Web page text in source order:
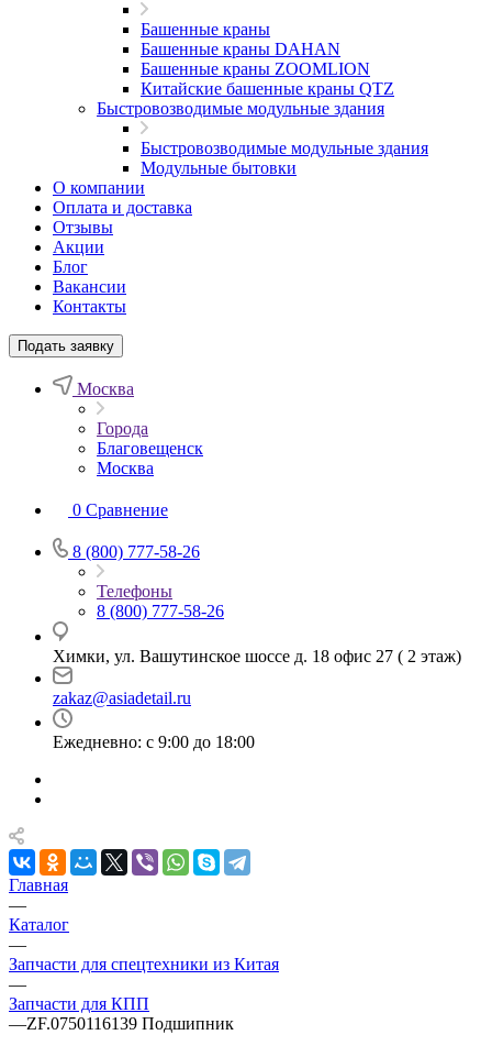
Башенные краны
Башенные краны DAHAN
Башенные краны ZOOMLION
Китайские башенные краны QTZ
Быстровозводимые модульные здания
Быстровозводимые модульные здания
Модульные бытовки
О компании
Оплата и доставка
Отзывы
Акции
Блог
Вакансии
Контакты
Подать заявку
Москва
Города
Благовещенск
Москва
0 Сравнение
8 (800) 777-58-26
Телефоны
8 (800) 777-58-26
Химки, ул. Вашутинское шоссе д. 18 офис 27 ( 2 этаж)
zakaz@asiadetail.ru
Ежедневно: с 9:00 до 18:00
Главная
—
Каталог
—
Запчасти для спецтехники из Китая
—
Запчасти для КПП
—ZF.0750116139 Подшипник